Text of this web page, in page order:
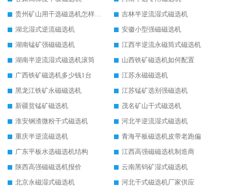
贵州矿山用干选磁选机怎样调磁
吉林半逆流湿式磁选机
湖北湿式逆流磁选机
安徽小型强磁磁选机
湖南锰矿强磁磁选机
江西半逆流永磁筒式磁选机
湖南半逆流湿式磁选机滚筒
山西铁矿磁选机如何配置
广西铁矿磁选机多少钱1台
江苏永磁磁选机
黑龙江铁矿永磁磁选机
江苏锰矿选别强磁选机
新疆贫锰矿磁选机
茂名矿山干式磁选机
淮安钢渣微粉干式磁选机
河北半逆流湿式磁选机
重庆半逆流磁选机
青海平板磁选机皮带老跑偏
广东平板水选磁选机结构
江西高强磁磁选机制造商
陕西高强磁磁选机报价
云南黑钨矿湿式磁选机
北京永磁湿式磁选机
河北干式磁选机厂家供应